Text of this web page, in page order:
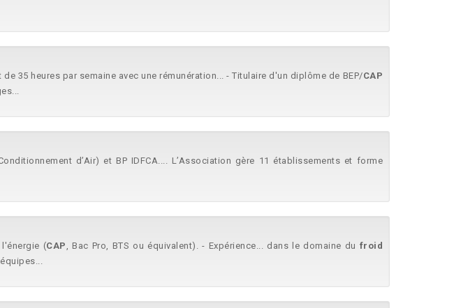
de 35 heures par semaine avec une rémunération... - Titulaire d'un diplôme de BEP/CAP
d’Air) et BP IDFCA.... L’Association gère 11 établissements et forme
(CAP , Bac Pro, BTS ou équivalent). - Expérience... dans le domaine du froid